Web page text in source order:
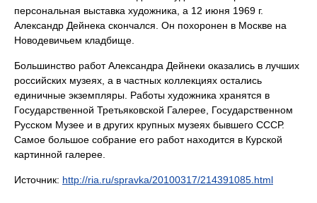
персональная выставка художника, а 12 июня 1969 г.
Александр Дейнека скончался. Он похоронен в Москве на
Новодевичьем кладбище.
Большинство работ Александра Дейнеки оказались в лучших
российских музеях, а в частных коллекциях остались
единичные экземпляры. Работы художника хранятся в
Государственной Третьяковской Галерее, Государственном
Русском Музее и в других крупных музеях бывшего СССР.
Самое большое собрание его работ находится в Курской
картинной галерее.
Источник: http://ria.ru/spravka/20100317/214391085.html